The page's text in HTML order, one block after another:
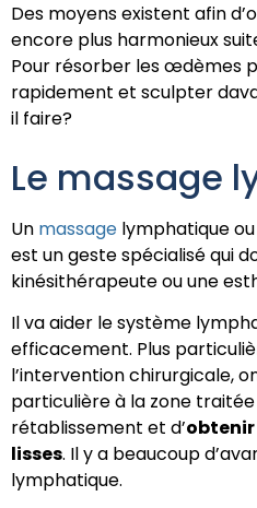
Des moyens existent afin
encore plus harmonieux
Pour résorber les œdèmes
rapidement et sculpter
il faire?
Le massage
Un massage lymphatique
est un geste spécialisé qui
kinésithérapeute ou une
Il va aider le système
efficacement. Plus
l’intervention chirurgicale,
particulière à la zone
rétablissement et d’
lisses. Il y a beaucoup
lymphatique.